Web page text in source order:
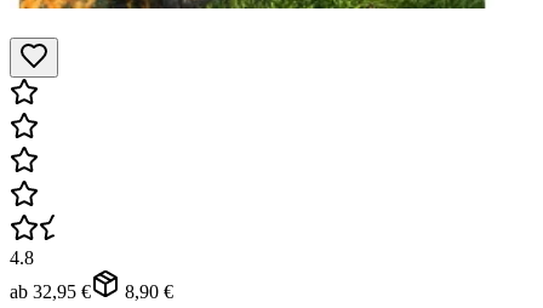
4.8
ab 32,95 € 8,90 €